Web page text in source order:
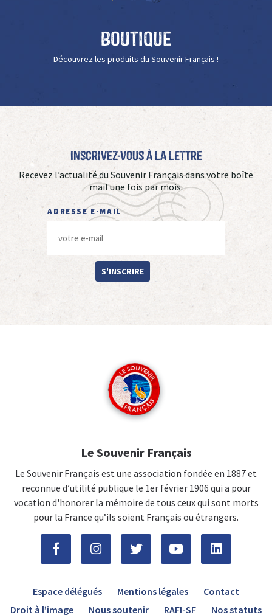
Boutique
Découvrez les produits du Souvenir Français !
Inscrivez-vous à La Lettre
Recevez l’actualité du Souvenir Français dans votre boîte
mail une fois par mois.
ADRESSE E-MAIL
S'INSCRIRE
Le Souvenir Français
Le Souvenir Français est une association fondée en 1887 et
reconnue d’utilité publique le 1er février 1906 qui a pour
vocation d'honorer la mémoire de tous ceux qui sont morts
pour la France qu’ils soient Français ou étrangers.
Espace délégués Mentions légales
Contact
Droit à l’image
Nous soutenir RAFI-SF Nos statuts